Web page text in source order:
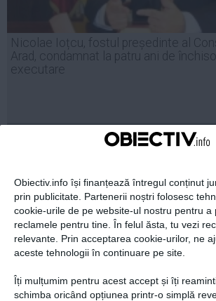
Obiectiv.info își finanțează întregul conținut
prin publicitate. Partenerii noștri folosesc
cookie-urile de pe website-ul nostru pentru a
reclamele pentru tine. În felul ăsta, tu vezi
relevante. Prin acceptarea cookie-urilor, ne
aceste tehnologii în continuare pe site.
Îți mulțumim pentru acest accept și îți
schimba oricând opțiunea printr-o simplă
Nicolae Ioțcu, fostul președinte al
Arad, condamnat la patru ani de
executare